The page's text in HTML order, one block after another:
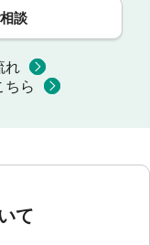
談
れ
ちら
て